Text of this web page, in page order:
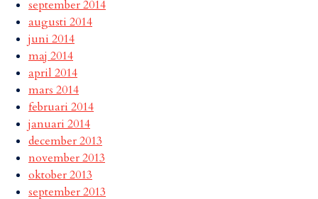
september 2014
augusti 2014
juni 2014
maj 2014
april 2014
mars 2014
februari 2014
januari 2014
december 2013
november 2013
oktober 2013
september 2013